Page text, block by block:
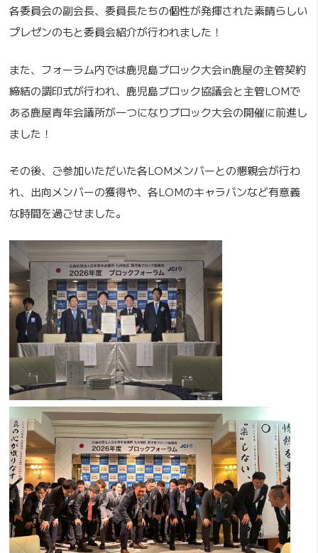
各委員会の副会長、委員長たちの個性が発揮された素晴らしい
プレゼンのもと委員会紹介が行われました！
また、フォーラム内では鹿児島ブロック大会in鹿屋の主管契約
締結の調印式が行われ、鹿児島ブロック協議会と主管LOMで
ある鹿屋青年会議所が一つになりブロック大会の開催に前進し
ました！
その後、ご参加いただいた各LOMメンバーとの懇親会が行わ
れ、出向メンバーの獲得や、各LOMのキャラバンなど有意義
な時間を過ごせました。